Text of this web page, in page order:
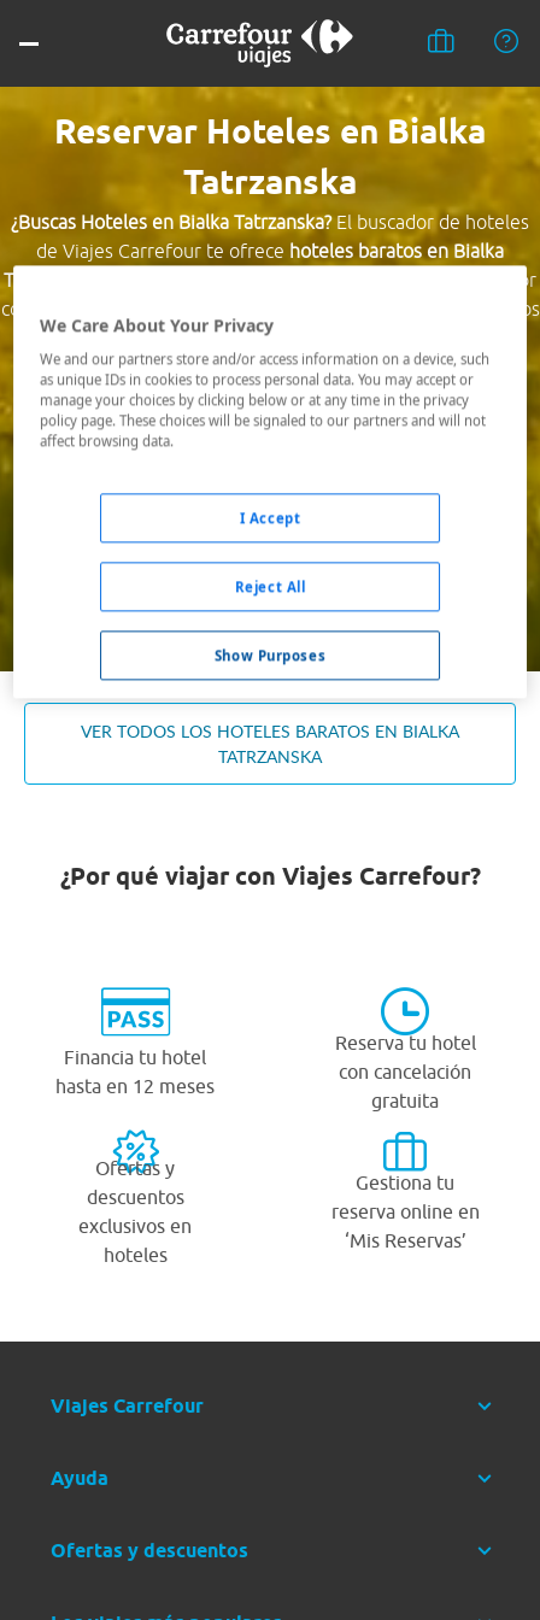
Reservar Hoteles en Bialka
Tatrzanska
¿Buscas Hoteles en Bialka Tatrzanska?El buscador de hoteles
de Viajes Carrefour te ofrece hoteles baratos en Bialka
Tatrzanska
a los mejores precios. Hoteles céntricos o los mejor
comunicados, el hotel que busques nosotros te lo encontramos
al mejor precio.
Destino *
Ocupación *
Buscar
VER TODOS LOS HOTELES BARATOS EN BIALKA
TATRZANSKA
¿Por qué viajar con Viajes Carrefour?
Financia tu hotel
hasta en 12 meses
Reserva tu hotel
con cancelación
gratuita
Ofertas y
descuentos
exclusivos en
hoteles
Gestiona tu
reserva online en
‘Mis Reservas’
Viajes Carrefour
Ayuda
Ofertas y descuentos
We Care About Your Privacy
We and our partners store and/or access information on a device, such
as unique IDs in cookies to process personal data. You may accept or
manage your choices by clicking below or at any time in the privacy
policy page. These choices will be signaled to our partners and will not
affect browsing data.
Show Purposes
Reject All
I Accept